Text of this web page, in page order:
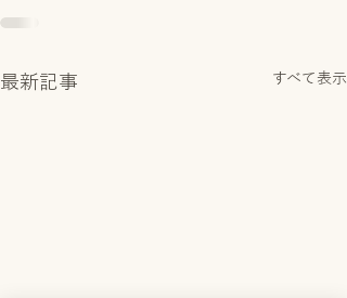
最新記事 すべて表示